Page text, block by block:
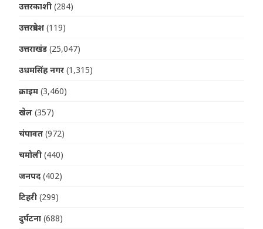
उत्तरकाशी (284)
उत्तरप्रदेश (119)
उत्तराखंड (25,047)
उधमसिंह नगर (1,315)
क्राइम (3,460)
खेल (357)
चंपावत (972)
चमोली (440)
जनपद (402)
टिहरी (299)
दुर्घटना (688)